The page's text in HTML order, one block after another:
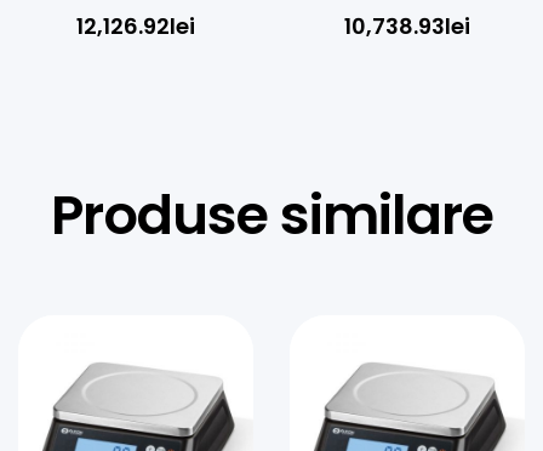
Tactil 12+12″, 15kg, Verificat
metrologic
12,126.92lei
Tactil 12″, 15kg, Verificat
metrologic
10,738.93lei
Produse similare